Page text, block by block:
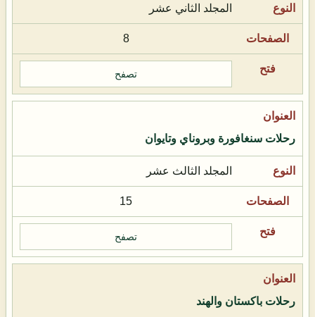
المجلد الثاني عشر
8
تصفح
رحلات سنغافورة وبروناي وتايوان
المجلد الثالث عشر
15
تصفح
رحلات باكستان والهند